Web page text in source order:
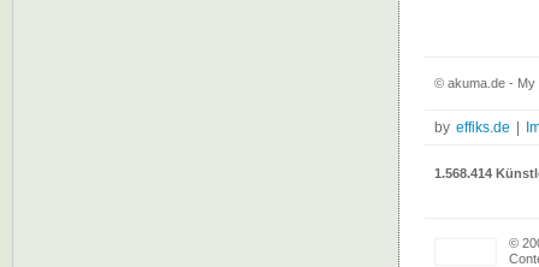
© akuma.de - My
by effiks.de
1.568.414
©